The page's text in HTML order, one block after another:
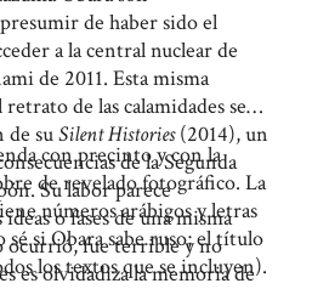
de haber sido el
a la central nuclear de
de 2011. Esta misma
de las calamidades se
de suSilent Histories(2014), un
de la Segunda
Su labor parece
o fases de una misma
ocurrió, fue terrible y no
es olvidadiza la memoria de
con precinto y con la
de revelado fotográfico. La
números arábigos y letras
si Obara sabe ruso; el título
los textos que se incluyen).